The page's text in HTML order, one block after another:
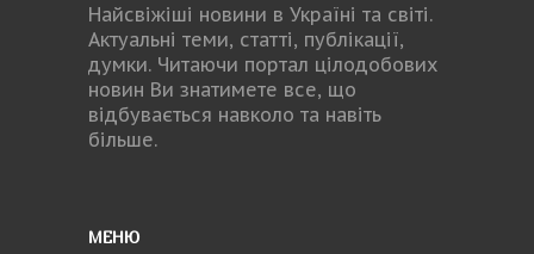
Найсвіжіші новини в Україні та світі.
Актуальні теми, статті, публікації,
думки. Читаючи портал цілодобових
новин Ви знатимете все, що
відбувається навколо та навіть
більше.
МЕНЮ